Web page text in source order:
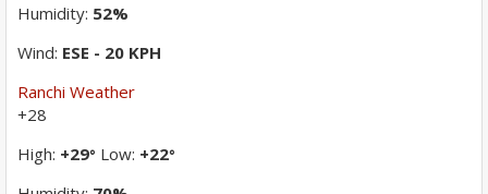
Humidity: 52%
Wind: ESE - 20 KPH
Ranchi Weather
+28
High: +29° Low: +22°